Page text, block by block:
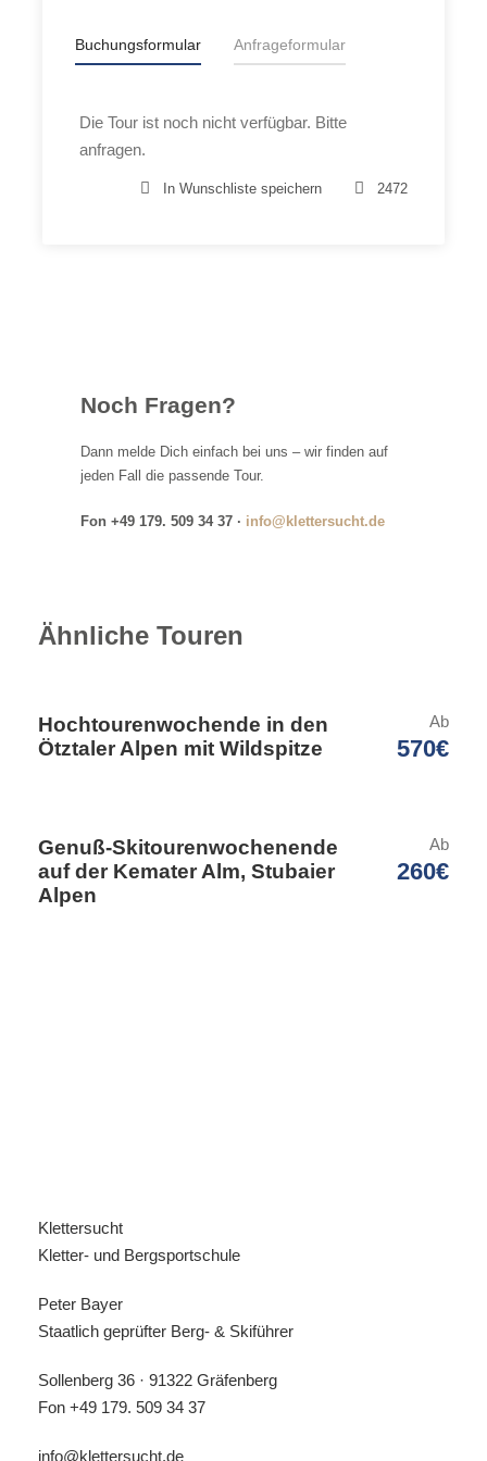
Buchungsformular Anfrageformular
Die Tour ist noch nicht verfügbar. Bitte
anfragen.
In Wunschliste speichern 2472
Noch Fragen?
Dann melde Dich einfach bei uns – wir finden auf
jeden Fall die passende Tour.
Fon +49 179. 509 34 37 · info@klettersucht.de
Buchung & Kosten
Die angegebenen Kosten sind pro Person. Alle Touren
Kasnapoff, 5-
· Dritter Sellaturm: Jahnweg, 4
· Sass Pordoi Südwand: Mariakante, 4+, Via Gross, 5-
· Fünffingerspitze Überschreitung, 4
· Grohmannspitze: Harrerführe, 5-
Preis inklusiv
Leihausrüstung soweit benötigt
Ähnliche Touren
Hochtourenwochende in den
Ötztaler Alpen mit Wildspitze
Ab
570€
Genuß-Skitourenwochenende
auf der Kemater Alm, Stubaier
Alpen
Ab
260€
Klettersucht
Kletter- und Bergsportschule
Peter Bayer
Staatlich geprüfter Berg- & Skiführer
Sollenberg 36 · 91322 Gräfenberg
Fon +49 179. 509 34 37
info@klettersucht.de